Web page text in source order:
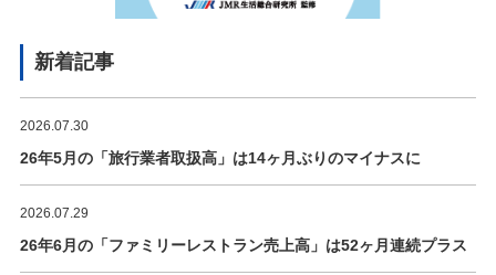
新着記事
2026.07.30
26年5月の「旅行業者取扱高」は14ヶ月ぶりのマイナスに
2026.07.29
26年6月の「ファミリーレストラン売上高」は52ヶ月連続プラス